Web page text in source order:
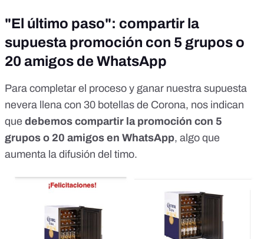
"El último paso": compartir la
supuesta promoción con 5 grupos o
20 amigos de WhatsApp
Para completar el proceso y ganar nuestra supuesta
nevera llena con 30 botellas de Corona, nos indican
que debemos compartir la promoción con 5
grupos o 20 amigos en WhatsApp, algo que
aumenta la difusión del timo.